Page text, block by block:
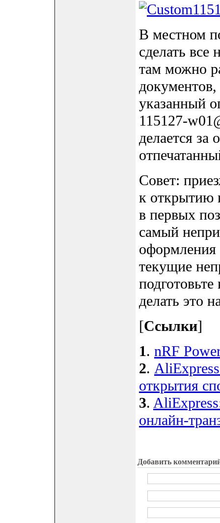
В местном
сделать
там можно
документов,
указанный
115127-
делается за
Совет:
к открытию
в первых
самый
оформления
текущие
делать это
[Ссылки]
1. nRF
2.
открытия
3.
онлайн-
Добавить